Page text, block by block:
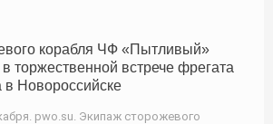
корабля ЧФ «Пытливый»
торжественной встрече фрегата
Новороссийске
pwo.su. Экипаж сторожевого